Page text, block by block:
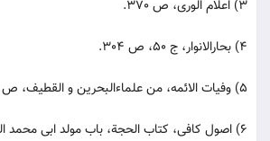
3) اعلام الوری، ص 370.
4) بحارالانوار، ج 50، ص 304.
5) وفیات الائمه، من علماءالبحرین و القطیف، ص 410.
6) اصول کافی، کتاب الحجة، باب مولد ابی محمد الحسن بن علی، ح 3.